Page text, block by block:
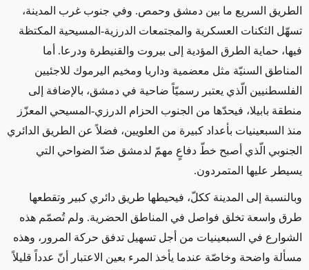
الطريق السريع ما بين دمشق وحمص. وفي جنوب غرب المدينة،
تسهّل الثكنات العسكرية والمجتمعات الدرزية-المسيحية المكتظة
فيها، حماية الطرق المؤدية إلى بيروت والقنيطرة ودرعا. أما
المناطق السنيّة مثل معضمية وداريا ومخيم اليرموك للاجئيين
الفلسطنيين الّذي يعتبر رسميّاً ضاحية في دمشق، بالإضافة إلى
منطقة بابيلا، فيحدّها من الجنوب الحزام الدرزي-المسيحي المعزّز
منذ السبعينيات بأعداد كبيرة من العلويين، فضلاً عن الطريق الدائري
الجنوبي الّذي أصبح خطّ دفاعٍ مهمّ لدمشق ضدّ الضواحي التي
يسيطر عليها المتمردون.
وبالنسبة إلى المدينة ككلّ، فيحيطها طريق دائري كبير وتقطعها
طرق واسعة تخلق فواصل في المناطق الحضرية. ولم تُصمّم هذه
الشوارع في السبعينيات من أجل تسهيل تدفق حركة المرور، وهذه
مسألة واضحة وخاصّة عندما يأخذ المرء بعين الاعتبار أنّ عدداً قليلاً